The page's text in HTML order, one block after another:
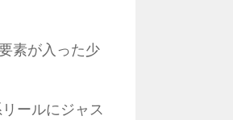
素が入った少
ールにジャス